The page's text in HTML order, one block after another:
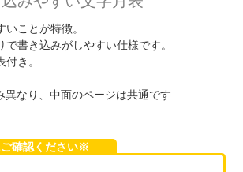
ことが特徴。
で書き込みがしやすい仕様です。
き。
異なり、中面のページは共通です
確認ください※